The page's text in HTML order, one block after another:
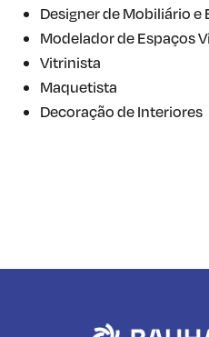
Designer de Mobiliário
Modelador de Espaços
Vitrinista
Maquetista
Decoração de Interiores